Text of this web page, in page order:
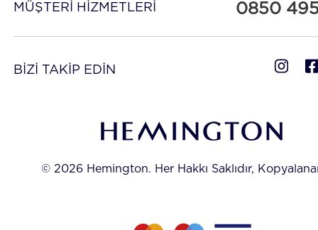
MÜŞTERİ HİZMETLERİ 0850
BİZİ TAKİP EDİN
© 2026 Hemington. Her Hakkı Saklıdır,